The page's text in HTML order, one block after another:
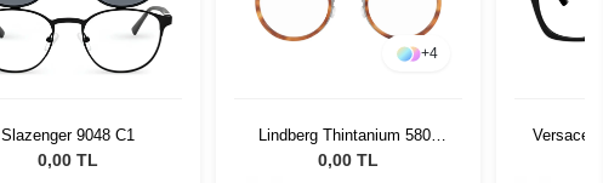
Slazenger 9048 C1
0,00 TL
+4
Lindberg Thintanium 5805
K2510 48 140
0,00 TL
Versace